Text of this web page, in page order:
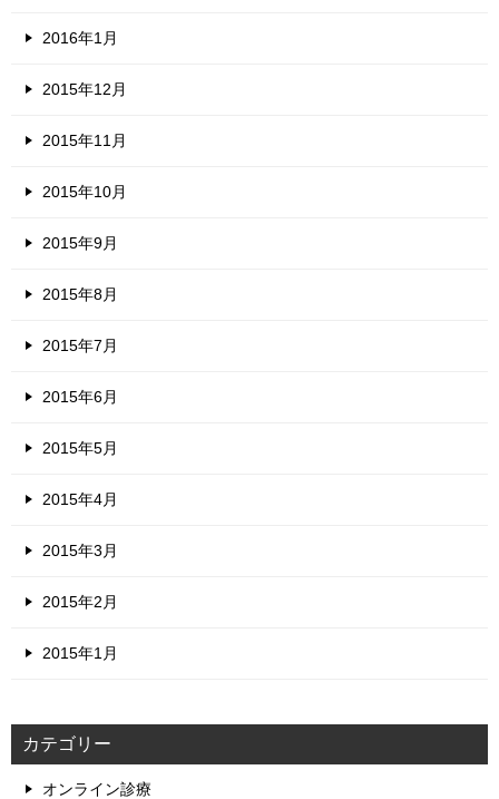
2016年1月
2015年12月
2015年11月
2015年10月
2015年9月
2015年8月
2015年7月
2015年6月
2015年5月
2015年4月
2015年3月
2015年2月
2015年1月
カテゴリー
オンライン診療